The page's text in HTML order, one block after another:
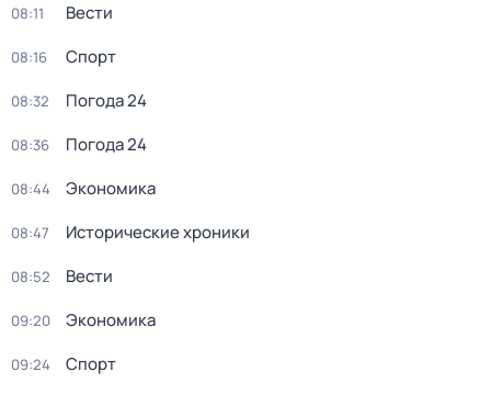
08:11 Вести
08:16 Спорт
08:32 Погода 24
08:36 Погода 24
08:44 Экономика
08:47 Исторические хроники
08:52 Вести
09:20 Экономика
09:24 Спорт